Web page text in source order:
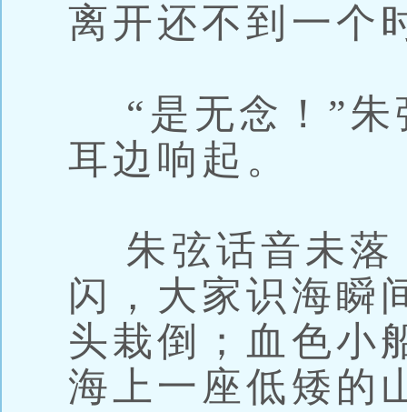
离开还不到一个
“是无念！”朱
耳边响起。
朱弦话音未落
闪，大家识海瞬
头栽倒；血色小
海上一座低矮的